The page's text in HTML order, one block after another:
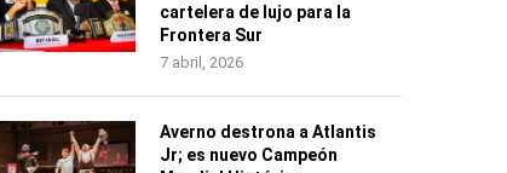
cartelera de lujo para la
Frontera Sur
7 abril, 2026
Averno destrona a Atlantis
Jr; es nuevo Campeón